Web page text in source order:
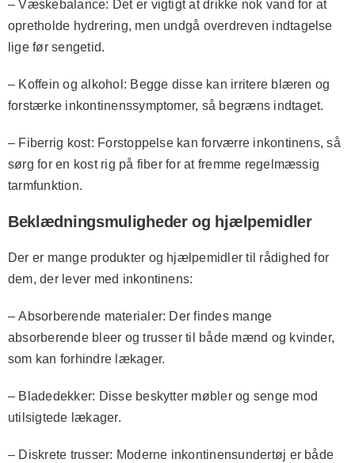
–Væskebalance: Det er vigtigt at drikke nok vand for at
opretholde hydrering, men undgå overdreven indtagelse
lige før sengetid.
– Koffein og alkohol : Begge disse kan irritere blæren og
forstærke inkontinenssymptomer, så begræns indtaget.
– Fiberrig kost: Forstoppelse kan forværre inkontinens, så
sørg for en kost rig på fiber for at fremme regelmæssig
tarmfunktion.
Beklædningsmuligheder og hjælpemidler
Der er mange produkter og hjælpemidler til rådighed for
dem, der lever med inkontinens:
–Absorberende materialer: Der findes mange
absorberende bleer og trusser til både mænd og kvinder,
som kan forhindre lækager.
– Bladedekker: Disse beskytter møbler og senge mod
utilsigtede lækager.
– Diskrete trusser: Moderne inkontinensundertøj er både